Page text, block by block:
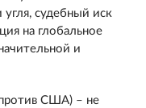
судебный иск
на глобальное
и
США) – не